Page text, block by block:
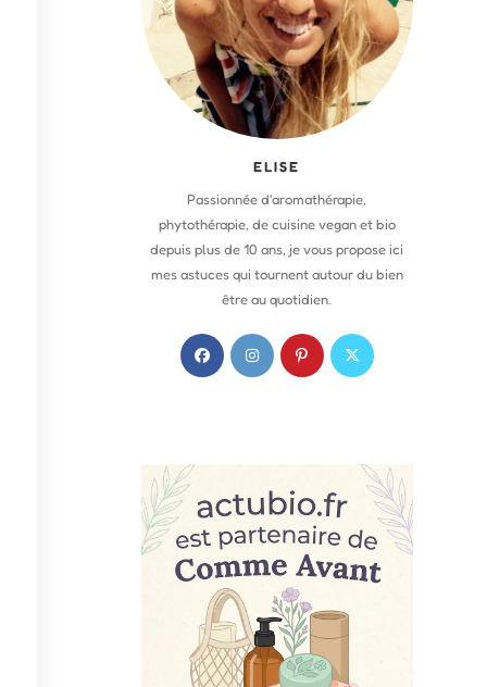
ELISE
Passionnée d'aromathérapie,
phytothérapie, de cuisine vegan et bio
depuis plus de 10 ans, je vous propose ici
mes astuces qui tournent autour du bien
être au quotidien.
S
e
d
a
n
s
u
n
S
e
d
a
s
u
n
S
e
d
a
s
u
n
S
r
e
d
a